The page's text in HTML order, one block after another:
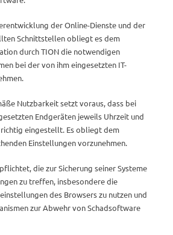
der Online-Dienste und der
Schnittstellen obliegt es dem
durch TION die notwendigen
bei der von ihm eingesetzten IT-
Nutzbarkeit setzt voraus, dass bei
Endgeräten jeweils Uhrzeit und
eingestellt. Es obliegt dem
Einstellungen vorzunehmen.
die zur Sicherung seiner Systeme
zu treffen, insbesondere die
des Browsers zu nutzen und
zur Abwehr von Schadsoftware